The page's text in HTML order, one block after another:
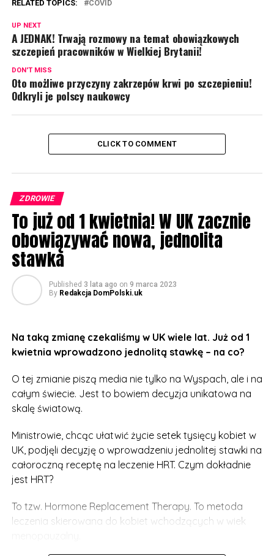
RELATED TOPICS: COVID
UP NEXT
A JEDNAK! Trwają rozmowy na temat obowiązkowych
szczepień pracowników w Wielkiej Brytanii!
DON'T MISS
Oto możliwe przyczyny zakrzepów krwi po szczepieniu!
Odkryli je polscy naukowcy
CLICK TO COMMENT
ZDROWIE
To już od 1 kwietnia! W UK zacznie
obowiązywać nowa, jednolita
stawka
Published 3 lata ago on 9 marca 2023
By Redakcja DomPolski.uk
Na taką zmianę czekaliśmy w UK wiele lat. Już od 1
kwietnia wprowadzono jednolitą stawkę – na co?
O tej zmianie piszą media nie tylko na Wyspach, ale i na
całym świecie. Jest to bowiem decyzja unikatowa na
skalę światową.
Ministrowie, chcąc ułatwić życie setek tysięcy kobiet w
UK, podjęli decyzję o wprowadzeniu jednolitej stawki na
całoroczną receptę na leczenie HRT. Czym dokładnie
jest HRT?
To tzw. Hormone Replacement Therapy. To metoda
leczenia skierowana do kobiet wchodzących w wiek